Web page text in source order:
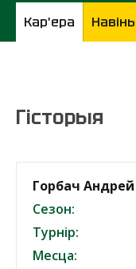
Кар'ера
Гісторыя
Горбач Андрей
Сезон:
Турнір:
Месца: